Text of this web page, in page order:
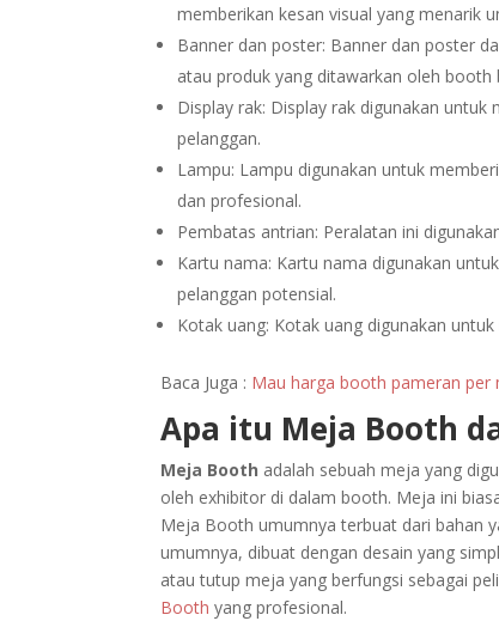
memberikan kesan visual yang menarik
Banner dan poster: Banner dan poster
atau produk yang ditawarkan oleh booth
Display rak: Display rak digunakan
pelanggan.
Lampu: Lampu digunakan untuk
dan profesional.
Pembatas antrian: Peralatan ini
Kartu nama: Kartu nama digunakan
pelanggan potensial.
Kotak uang: Kotak uang digunakan
Baca Juga : Mau harga booth pameran per
Apa itu Meja Booth
Meja Booth adalah sebuah meja yang
oleh exhibitor di dalam booth. Meja ini
Meja Booth umumnya terbuat dari bahan
umumnya, dibuat dengan desain yang
atau tutup meja yang berfungsi sebagai
Booth yang profesional.